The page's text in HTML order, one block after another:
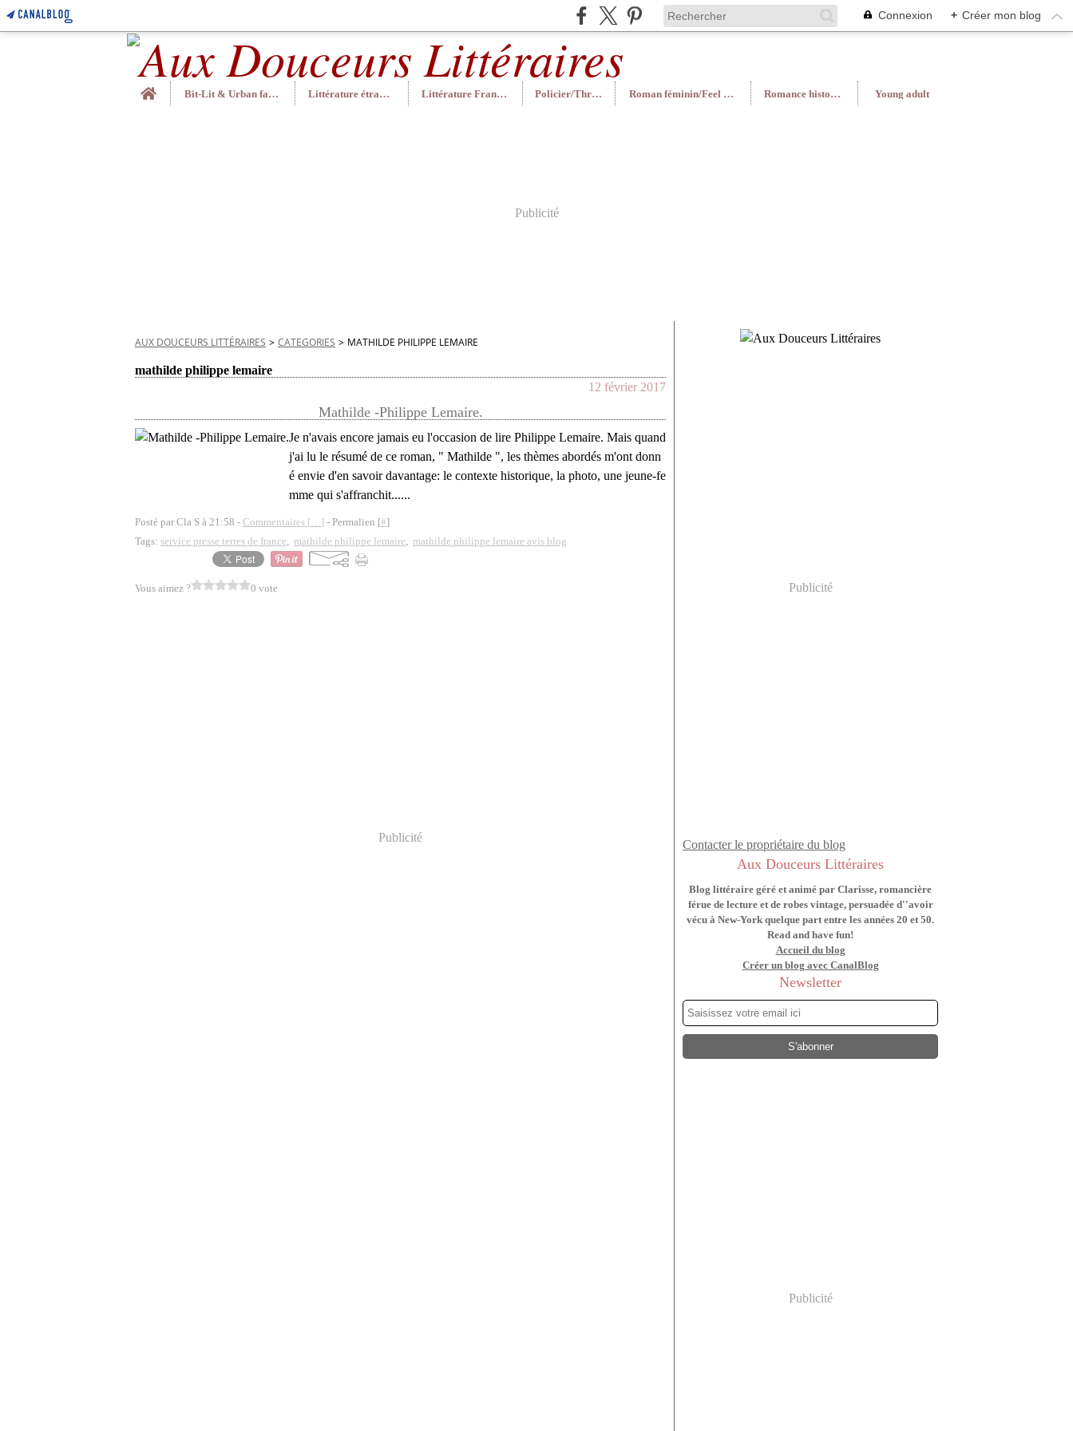
Connexion + Créer mon blog
Home
Bit-Lit & Urban fantasy Littérature étrangère Littérature Française Policier/Thriller Roman féminin/Feel Good Romance historique Young adult
Publicité
AUX DOUCEURS LITTÉRAIRES > CATEGORIES > MATHILDE PHILIPPE LEMAIRE
mathilde philippe lemaire
12 février 2017
Mathilde -Philippe Lemaire.
Je n'avais encore jamais eu l'occasion de lire Philippe Lemaire. Mais quand
j'ai lu le résumé de ce roman, " Mathilde ", les thèmes abordés m'ont donn
é envie d'en savoir davantage: le contexte historique, la photo, une jeune-fe
mme qui s'affranchit......
Posté par Cla S à 21:58 - Commentaires […] - Permalien [#]
Tags: service presse terres de france, mathilde philippe lemaire, mathilde philippe lemaire avis blog
Vous aimez ? 0 vote
Publicité
Publicité
Contacter le propriétaire du blog
Aux Douceurs Littéraires
Blog littéraire géré et animé par Clarisse, romancière
férue de lecture et de robes vintage, persuadée d''avoir
vécu à New-York quelque part entre les années 20 et 50.
Read and have fun!
Accueil du blog
Créer un blog avec CanalBlog
Newsletter
Publicité